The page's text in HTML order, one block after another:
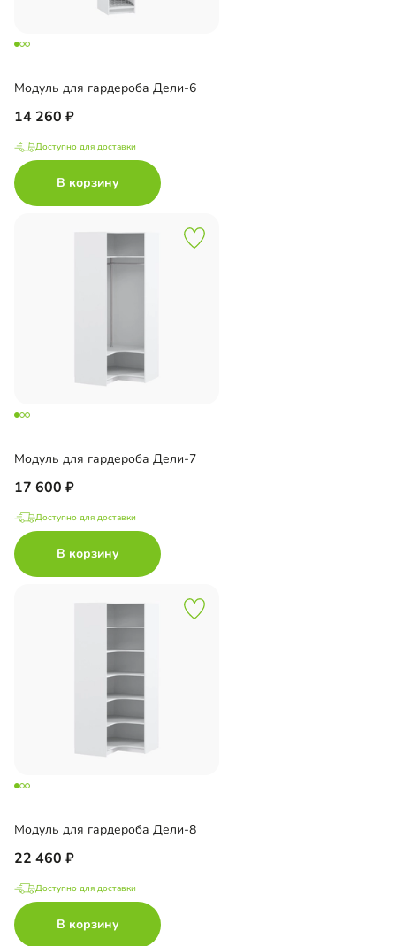
Модуль для гардероба Дели-6
14 260
Доступно для доставки
В корзину
Модуль для гардероба Дели-7
17 600
Доступно для доставки
В корзину
Модуль для гардероба Дели-8
22 460
Доступно для доставки
В корзину